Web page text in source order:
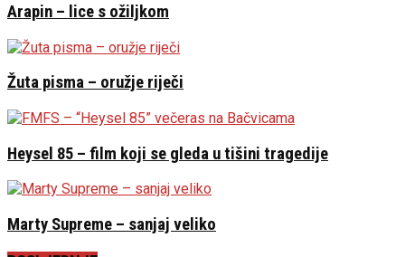
Arapin – lice s ožiljkom
Žuta pisma – oružje riječi
Heysel 85 – film koji se gleda u tišini tragedije
Marty Supreme – sanjaj veliko